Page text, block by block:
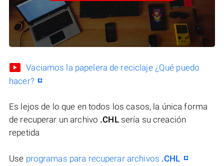
Vaciamos la papelera de reciclaje ¿Qué puedo
hacer?
Es lejos de lo que en todos los casos, la única forma
de recuperar un archivo .CHLsería su creación
repetida
Use programas para recuperar archivos .CHL